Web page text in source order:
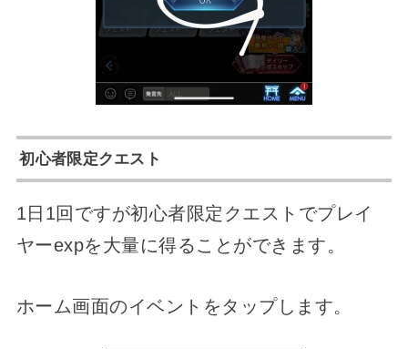
初心者限定クエスト
1日1回ですが初心者限定クエストでプレイ
ヤーexpを大量に得ることができます。
ホーム画面のイベントをタップします。